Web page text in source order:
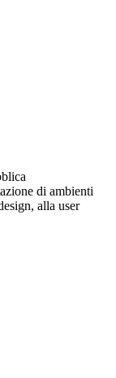
di ambienti
alla user